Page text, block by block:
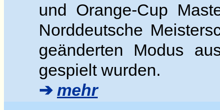
und Orange-Cup
Norddeutsche
geänderten Modus
gespielt wurden.
➔ mehr